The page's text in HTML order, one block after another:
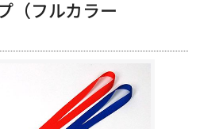
（フルカラー